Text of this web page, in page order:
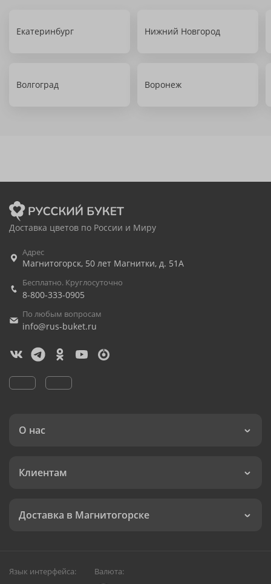
Екатеринбург Нижний Новгород
Волгоград Воронеж
Доставка цветов по России и Миру
Адрес
Магнитогорск, 50 лет Магнитки, д. 51А
Бесплатно. Круглосуточно
8-800-333-0905
По любым вопросам
info@rus-buket.ru
О нас
Клиентам
Доставка в Магнитогорске
Язык интерфейса: Валюта: